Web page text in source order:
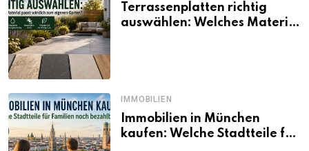
Terrassenplatten richtig
auswählen: Welches Material
IMMOBILIEN
Immobilien in München
kaufen: Welche Stadtteile für